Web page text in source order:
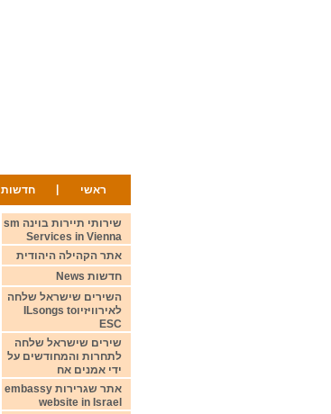
ראשי חדשות
שירותי תיירות בוינה sm
Services in Vienna
אתר הקהילה היהודית
חדשות News
השירים שישראל שלחה
לאירוויזיוILsongs to
ESC
שירים שישראל שלחה
לתחרות והמחודשים על
ידי אמנים אח
אתר שגרירות embassy
website in Israel